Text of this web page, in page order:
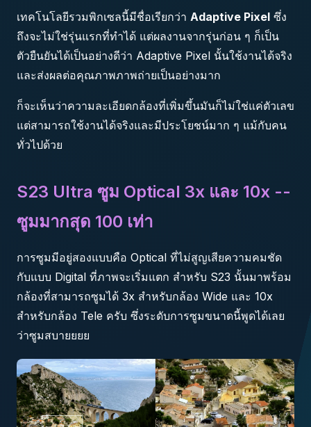
เทคโนโลยีรวมพิกเซลนี้มีชื่อเรียกว่า Adaptive Pixel ซึ่ง
ถึงจะไม่ใช่รุ่นแรกที่ทำได้ แต่ผลงานจากรุ่นก่อน ๆ ก็เป็น
ตัวยืนยันได้เป็นอย่างดีว่า Adaptive Pixel นั้นใช้งานได้จริง
และส่งผลต่อคุณภาพภาพถ่ายเป็นอย่างมาก
ก็จะเห็นว่าความละเอียดกล้องที่เพิ่มขึ้นมันก็ไม่ใช่แค่ตัวเลข
แต่สามารถใช้งานได้จริงและมีประโยชน์มาก ๆ แม้กับคน
ทั่วไปด้วย
S23 Ultra ซูม Optical 3x และ 10x --
ซูมมากสุด 100 เท่า
การซูมมีอยู่สองแบบคือ Optical ที่ไม่สูญเสียความคมชัด
กับแบบ Digital ที่ภาพจะเริ่มแตก สำหรับ S23 นั้นมาพร้อม
กล้องที่สามารถซูมได้ 3x สำหรับกล้อง Wide และ 10x
สำหรับกล้อง Tele ครับ ซึ่งระดับการซูมขนาดนี้พูดได้เลย
ว่าซูมสบายยยย